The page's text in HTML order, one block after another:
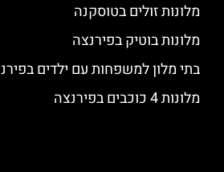
מלונות זולים בטוסקנה
מלונות בוטיק בפירנצה
בתי מלון למשפחות עם ילדים
מלונות 4 כוכבים בפירנצה